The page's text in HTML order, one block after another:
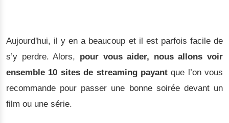
Aujourd'hui, il y en a beaucoup et il est parfois facile de
s’y perdre. Alors, pour vous aider, nous allons voir
ensemble 10 sites de streaming payantque l’on vous
recommande pour passer une bonne soirée devant un
film ou une série.